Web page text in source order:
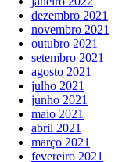
dezembro 2021
novembro 2021
outubro 2021
setembro 2021
agosto 2021
julho 2021
junho 2021
maio 2021
abril 2021
março 2021
fevereiro 2021